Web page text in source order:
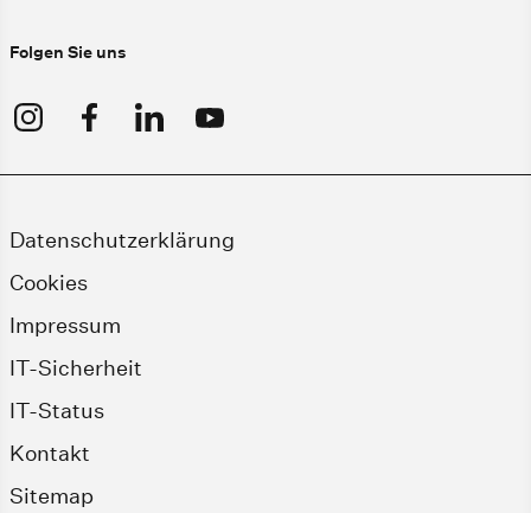
Folgen Sie uns
Datenschutzerklärung
Cookies
Impressum
IT-Sicherheit
IT-Status
Kontakt
Sitemap